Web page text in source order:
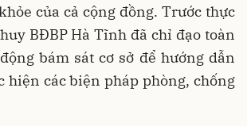
của cả cộng đồng. Trước thực
BĐBP Hà Tĩnh đã chỉ đạo toàn
bám sát cơ sở để hướng dẫn
hiện các biện pháp phòng, chống